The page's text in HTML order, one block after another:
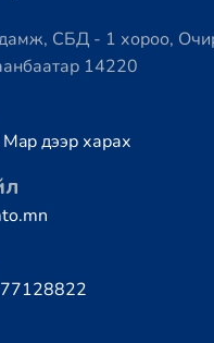
СБД - 1 хороо,
14220
дээр харах